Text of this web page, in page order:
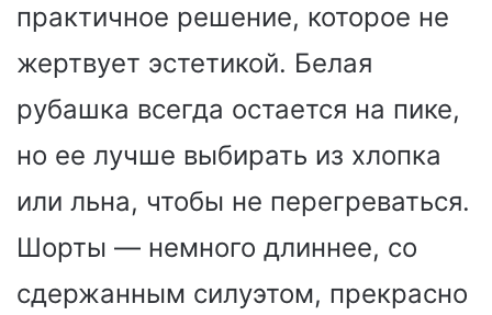
практичное решение, которое не
жертвует эстетикой. Белая
рубашка всегда остается на пике,
но ее лучше выбирать из хлопка
или льна, чтобы не перегреваться.
Шорты — немного длиннее, со
сдержанным силуэтом, прекрасно